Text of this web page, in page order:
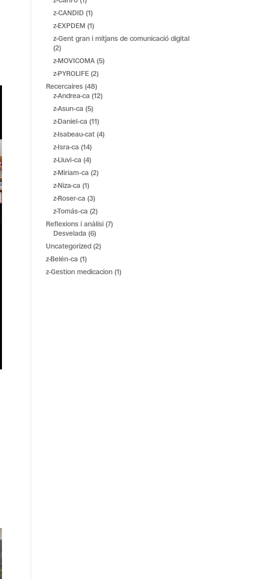
z-CANDID (1)
z-EXPDEM (1)
z-Gent gran i mitjans de comunicació digital
(2)
z-MOVICOMA (5)
z-PYROLIFE (2)
Recercaires (48)
z-Andrea-ca (12)
z-Asun-ca (5)
z-Daniel-ca (11)
z-Isabeau-cat (4)
z-Isra-ca (14)
z-Lluvi-ca (4)
z-Miriam-ca (2)
z-Niza-ca (1)
z-Roser-ca (3)
z-Tomás-ca (2)
Reflexions i anàlisi (7)
Desvelada (6)
Uncategorized (2)
z-Belén-ca (1)
z-Gestion medicacion (1)